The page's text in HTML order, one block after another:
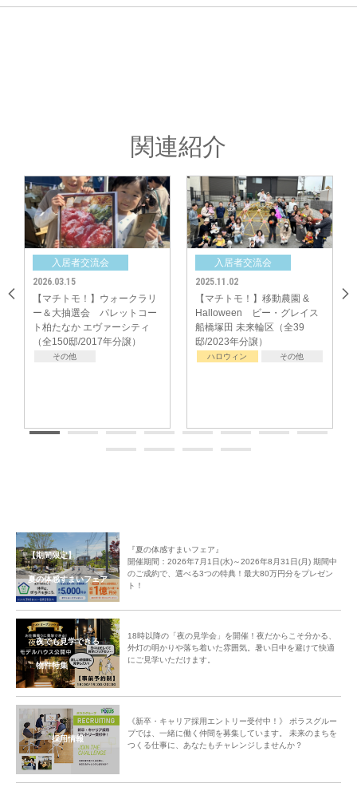
「ご入居者様間のコミュニティ形成」のサポートをしてまいります。
関連紹介
モ！】ウォークラリ
抽選会 パレットコー
か エヴァーシティ
邸/2017年分譲）
【マチトモ！】移動農園 &
Halloween ビー・グレイス
船橋塚田 未来輪区（全39
邸/2023年分譲）
その他
【マチトモ
ー・グレイ
森32（全32
【期間限定】
夏の体感すまいフェア
『夏の体感すまいフェア』
開催期間：2026年7月1日(水)～2026年8月31日(月) 期間中
のご成約で、選べる3つの特典！最大80万円分をプレゼン
ト！
夜でも見学できる
物件特集
18時以降の「夜の見学会」を開催！夜だからこそ分かる、
外灯の明かりや落ち着いた雰囲気。暑い日中を避けて快適
にご見学いただけます。
採用情報
《新卒・キャリア採用エントリー受付中！》 ポラスグルー
プでは、一緒に働く仲間を募集しています。 未来のまちを
つくる仕事に、あなたもチャレンジしませんか？